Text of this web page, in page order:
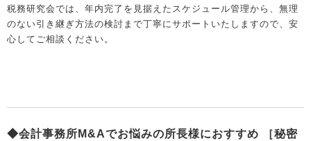
税務研究会では、年内完了を見据えたスケジュール管理から、無理
のない引き継ぎ方法の検討まで丁寧にサポートいたしますので、安
心してご相談ください。
◆会計事務所M&Aでお悩みの所長様におすすめ ［秘密